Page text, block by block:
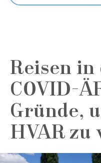
Reisen in
COVID-
Gründe,
HVAR zu